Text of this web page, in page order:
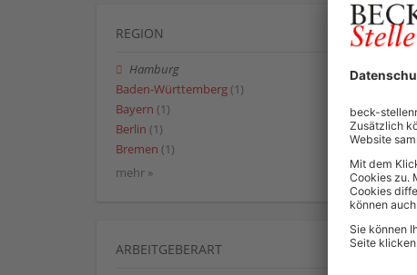
REGION
Hamburg
Baden-Württemberg (1)
Bayern (1)
Berlin (1)
Bremen (1)
mehr »
ARBEITGEBERART